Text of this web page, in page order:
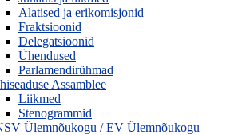
Alatised ja erikomisjonid
Fraktsioonid
Delegatsioonid
Ühendused
Parlamendirühmad
Assamblee
Liikmed
Stenogrammid
Ülemnõukogu / EV Ülemnõukogu